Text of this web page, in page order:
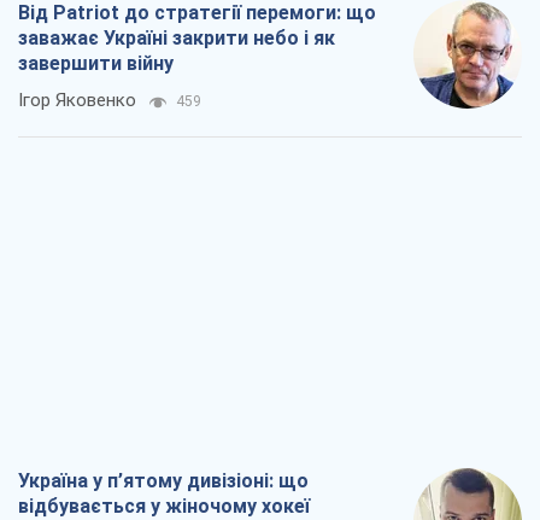
Від Patriot до стратегії перемоги: що
заважає Україні закрити небо і як
завершити війну
Ігор Яковенко 459
Україна у п’ятому дивізіоні: що
відбувається у жіночому хокеї